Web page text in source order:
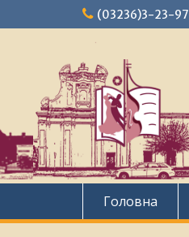
до
(03236)3-23-97
Головна